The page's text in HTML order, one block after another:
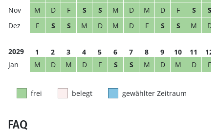
M
D F S S M D M D F S
S
F
S S M D M D F S S M D
2029 1 2 3 4 5 6 7 8 9 10 11
12
M
D M D F S S M D M D F
frei belegt gewählter Zeitraum
FAQ